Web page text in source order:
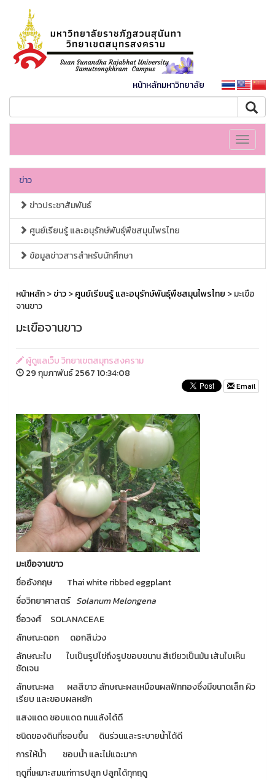
หน้าหลักมหาวิทยาลัย
Toggle
ข่าว
ข่าวประชาสัมพันธ์
ศูนย์เรียนรู้ และอนุรักษ์พันธุ์พืชสมุนไพรไทย
ข้อมูลข่าวสารสำหรับนักศึกษา
หน้าหลัก>ข่าว>ศูนย์เรียนรู้ และอนุรักษ์พันธุ์พืชสมุนไพรไทย > มะเขือ
จานขาว
มะเขือจานขาว
ผู้ดูแลเว็บ วิทยาเขตสมุทรสงคราม
29 กุมภาพันธ์ 2567 10:34:08
Email
มะเขือจานขาว
ชื่ออังกฤษ Thai white ribbed eggplant
ชื่อวิทยาศาสตร์ Solanum Melongena
ชื่อวงศ์ SOLANACEAE
ลักษณะดอก ดอกสีม่วง
ลักษณะใบ ใบเป็นรูปไข่ถึงรูปขอบขนาน สีเขียวเป็นมัน เส้นใบเห็น
ชัดเจน
ลักษณะผล ผลสีขาว ลักษณะผลเหมือนผลฟักทองซึ่งมีขนาดเล็ก ผิว
เรียบ และขอบผลหยัก
แสงแดด ชอบแดด ทนแล้งได้ดี
ชนิดของดินที่ชอบขึ้น ดินร่วนและระบายน้ำได้ดี
การให้น้ำ ชอบน้ำ และไม่แฉะมาก
ฤดูที่เหมาะสมแก่การปลูก ปลูกได้ทุกฤดู